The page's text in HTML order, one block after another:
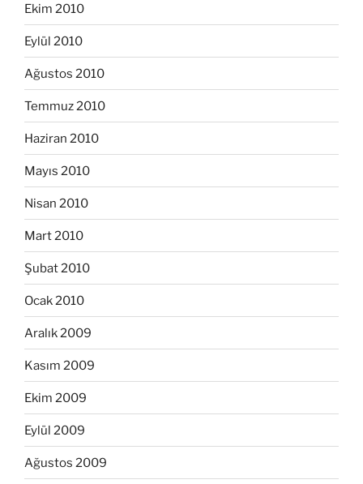
Ekim 2010
Eylül 2010
Ağustos 2010
Temmuz 2010
Haziran 2010
Mayıs 2010
Nisan 2010
Mart 2010
Şubat 2010
Ocak 2010
Aralık 2009
Kasım 2009
Ekim 2009
Eylül 2009
Ağustos 2009